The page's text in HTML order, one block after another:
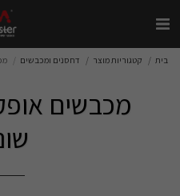
בית קטגוריות מוצר דחסנים ומכבשים
מכבשים